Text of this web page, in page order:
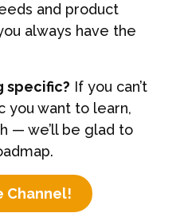
and product
always have the
specific? If you can’t
you want to learn,
— we’ll be glad to
Channel!